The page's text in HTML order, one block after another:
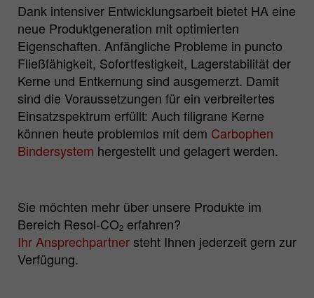
Dank intensiver Entwicklungsarbeit bietet HA eine
neue Produktgeneration mit optimierten
Eigenschaften. Anfängliche Probleme in puncto
Fließfähigkeit, Sofortfestigkeit, Lagerstabilität der
Kerne und Entkernung sind ausgemerzt. Damit
sind die Voraussetzungen für ein verbreitertes
Einsatzspektrum erfüllt: Auch filigrane Kerne
können heute problemlos mit dem Carbophen
Bindersystem hergestellt und gelagert werden.
Sie möchten mehr über unsere Produkte im
Bereich Resol-CO2 erfahren?
Ihr Ansprechpartnersteht Ihnen jederzeit gern zur
Verfügung.